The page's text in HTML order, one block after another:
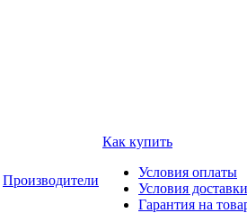
Производители
Как купить
Условия оплаты
Условия доставки
Гарантия на